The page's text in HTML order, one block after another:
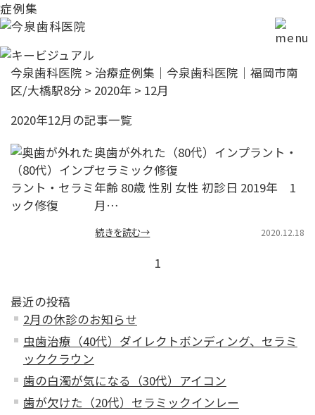
症例集
今泉歯科医院 > 治療症例集｜今泉歯科医院｜福岡市南
区/大橋駅8分> 2020年 > 12月
2020年12月の記事一覧
奥歯が外れた（80代）インプラント・
セラミック修復
年齢 80歳 性別 女性 初診日 2019年 1
月…
続きを読む→ 2020.12.18
1
最近の投稿
2月の休診のお知らせ
虫歯治療（40代）ダイレクトボンディング、セラミ
ッククラウン
歯の白濁が気になる（30代）アイコン
歯が欠けた（20代）セラミックインレー